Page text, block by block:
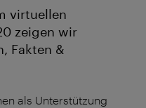
virtuellen
zeigen wir
Fakten &
als Unterstützung